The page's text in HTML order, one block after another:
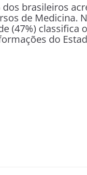
brasileiros
de Medicina.
(47%) classifica
do